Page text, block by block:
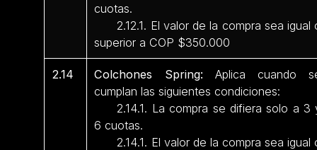
cuotas.
2.12.1. El valor de la compra sea igual
superior a COP $350.000
2.14 Colchones Spring: Aplica cuando
cumplan las siguientes condiciones:
2.14.1. La compra se difiera solo a 3
6 cuotas.
2.14.1. El valor de la compra sea igual